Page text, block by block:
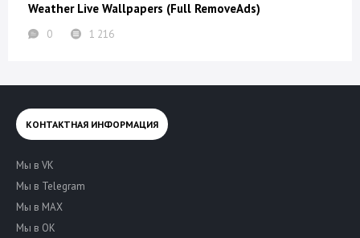
Weather Live Wallpapers (Full RemoveAds)
0 1 216
КОНТАКТНАЯ ИНФОРМАЦИЯ
Мы в VK
Мы в Telegram
Мы в MAX
Мы в OK